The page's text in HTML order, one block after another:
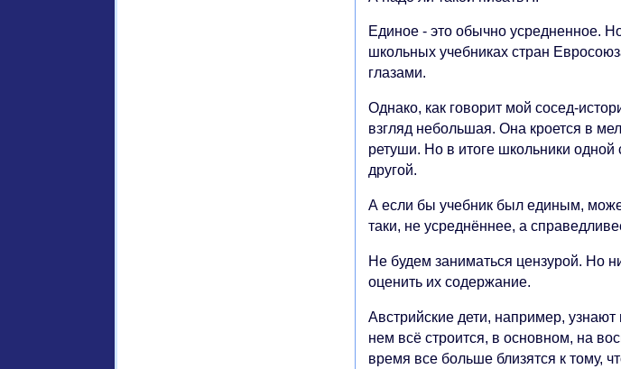
Единое - это обычно усредненное.
школьных учебниках стран
глазами.
Однако, как говорит мой сосед-
взгляд небольшая. Она кроется в
ретуши. Но в итоге школьники
другой.
А если бы учебник был единым,
таки, не усреднённее, а
Не будем заниматься цензурой. Но
оценить их содержание.
Австрийские дети, например,
нем всё строится, в основном, на
время все больше близятся к тому,